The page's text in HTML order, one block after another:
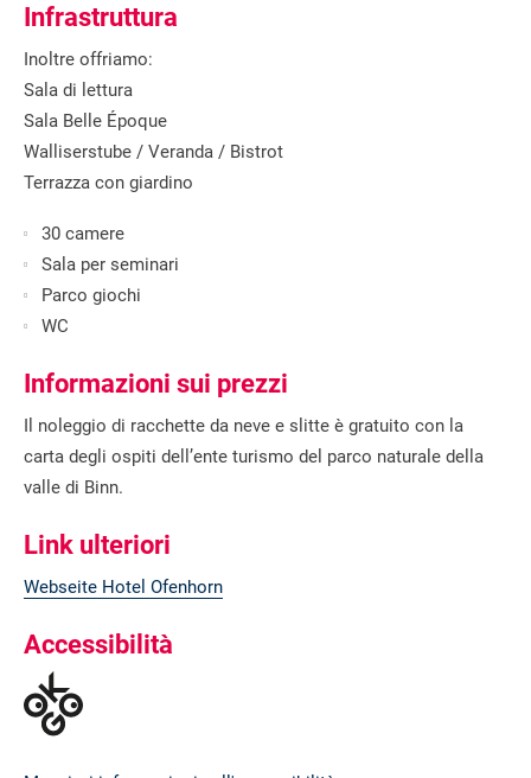
Infrastruttura
Inoltre offriamo:
Sala di lettura
Sala Belle Époque
Walliserstube / Veranda / Bistrot
Terrazza con giardino
30 camere
Sala per seminari
Parco giochi
WC
Informazioni sui prezzi
Il noleggio di racchette da neve e slitte è gratuito con la
carta degli ospiti dell’ente turismo del parco naturale della
valle di Binn.
Link ulteriori
Webseite Hotel Ofenhorn
Accessibilità